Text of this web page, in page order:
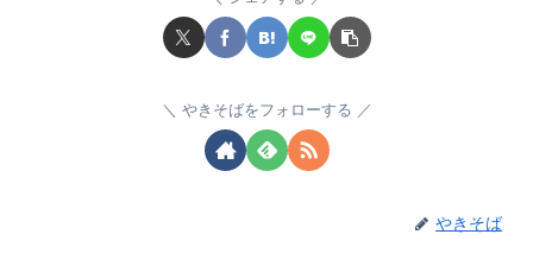
やきそばをフォローする
やきそば